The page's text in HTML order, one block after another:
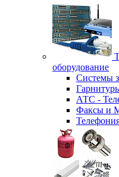
оборудование
Системы
АТС -
Факсы и